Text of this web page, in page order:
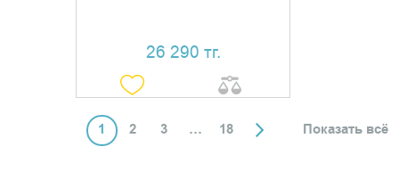
26 290 тг.
1 2 3 … 18 Показать всё